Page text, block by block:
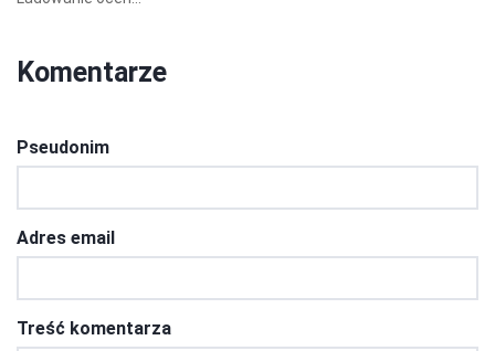
Komentarze
Pseudonim
Adres email
Treść komentarza